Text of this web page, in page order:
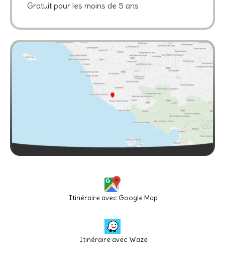
Gratuit pour les moins de 5 ans
Itinéraire avec Google Map
Itinéraire avec Waze